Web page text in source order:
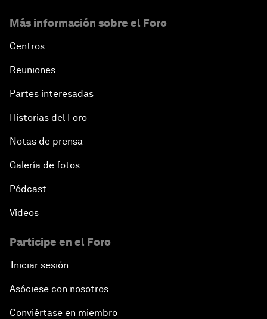
Más información sobre el Foro
Centros
Reuniones
Partes interesadas
Historias del Foro
Notas de prensa
Galería de fotos
Pódcast
Vídeos
Participe en el Foro
Iniciar sesión
Asóciese con nosotros
Conviértase en miembro